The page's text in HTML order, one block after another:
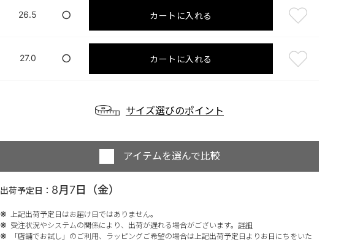
26.5 ○ カートに入れる
27.0 ○ カートに入れる
サイズ選びのポイント
アイテムを選んで比較
出荷予定日： 8月7日（金）
上記出荷予定日はお届け日ではありません。
受注状況やシステムの関係により、出荷が遅れる場合がございます。 詳細
「店舗でお試し」のご利用、ラッピングご希望の場合は上記出荷予定日よりお日にちをいた